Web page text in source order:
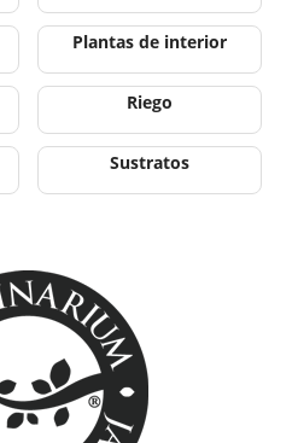
Plantas de interior
Riego
Sustratos